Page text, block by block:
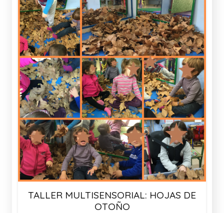
TALLER MULTISENSORIAL: HOJAS DE
OTOÑO